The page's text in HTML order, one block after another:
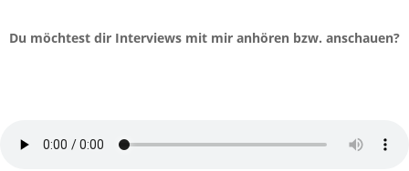
Du möchtest dir Interviews mit mir anhören bzw. anschauen?